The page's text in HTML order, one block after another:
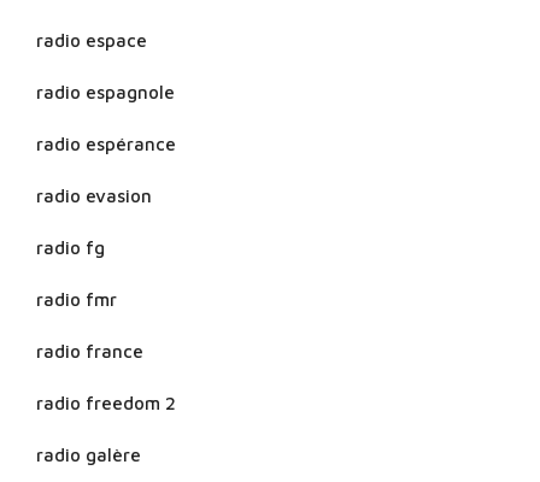
radio espace
radio espagnole
radio espérance
radio evasion
radio fg
radio fmr
radio france
radio freedom 2
radio galère